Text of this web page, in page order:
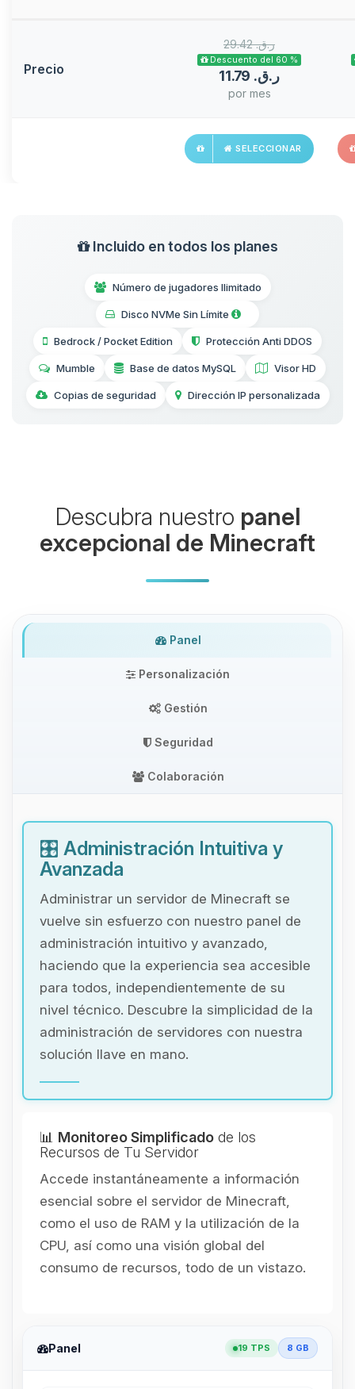
Precio
29.42 ر.ق.‏
Descuento del 60 %
11.79 ر.ق.‏
por mes
SELECCIONAR
Incluido en todos los planes
Número de jugadores Ilimitado
Disco NVMe Sin Límite
Bedrock / Pocket Edition Protección Anti DDOS
Mumble Base de datos MySQL Visor HD
Copias de seguridad Dirección IP personalizada
Descubra nuestro panel
excepcional de Minecraft
Panel
Personalización
Gestión
Seguridad
Colaboración
🎛️ Administración Intuitiva y
Avanzada
Administrar un servidor de Minecraft se
vuelve sin esfuerzo con nuestro panel de
administración intuitivo y avanzado,
haciendo que la experiencia sea accesible
para todos, independientemente de su
nivel técnico. Descubre la simplicidad de la
administración de servidores con nuestra
solución llave en mano.
📊 Monitoreo Simplificado de los
Recursos de Tu Servidor
Accede instantáneamente a información
esencial sobre el servidor de Minecraft,
como el uso de RAM y la utilización de la
CPU, así como una visión global del
consumo de recursos, todo de un vistazo.
Panel 19 TPS 8 GB
Yupi, por fin alguien con quien